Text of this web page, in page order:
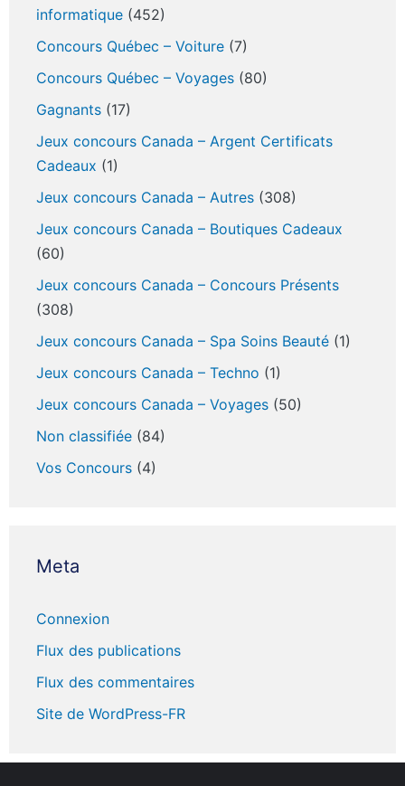
informatique (452)
Concours Québec – Voiture (7)
Concours Québec – Voyages (80)
Gagnants (17)
Jeux concours Canada – Argent Certificats
Cadeaux (1)
Jeux concours Canada – Autres (308)
Jeux concours Canada – Boutiques Cadeaux
(60)
Jeux concours Canada – Concours Présents
(308)
Jeux concours Canada – Spa Soins Beauté (1)
Jeux concours Canada – Techno (1)
Jeux concours Canada – Voyages (50)
Non classifiée (84)
Vos Concours (4)
Meta
Connexion
Flux des publications
Flux des commentaires
Site de WordPress-FR